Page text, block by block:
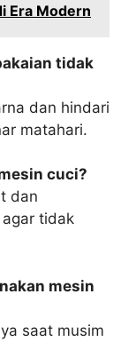
Era Modern
tidak
dan hindari
matahari.
cuci?
dan
tidak
mesin
saat musim